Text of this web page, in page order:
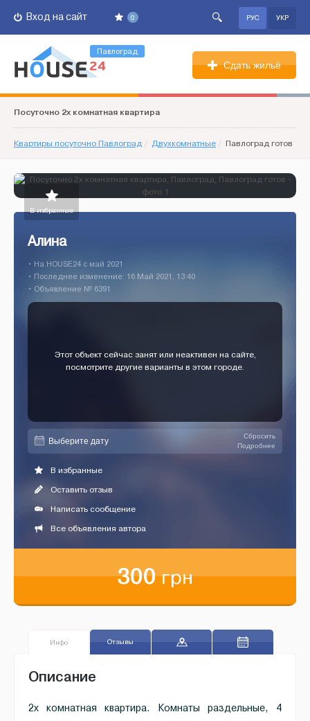
0
Вход на сайт РУС УКР
Павлоград
Сдать жильё
Посуточно 2х комнатная квартира
Квартиры посуточно Павлоград / Двухкомнатные / Павлоград готов
В избранные
Алинa
• На HOUSE24 c май 2021
• Последнее изменение: 16 Май 2021, 13:40
• Объявление № 6391
Этот объект сейчас занят или неактивен на сайте,
посмотрите другие варианты в этом городе.
Сбросить
Подробнее
В избранные
Оставить отзыв
Написать сообщение
Все объявления автора
300грн
Инфо Отзывы
Описание
2х комнатная квартира. Комнаты раздельные, 4